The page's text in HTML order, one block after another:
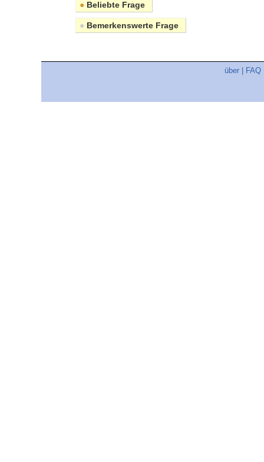
● Beliebte Frage
● Bemerkenswerte Frage
über FAQ